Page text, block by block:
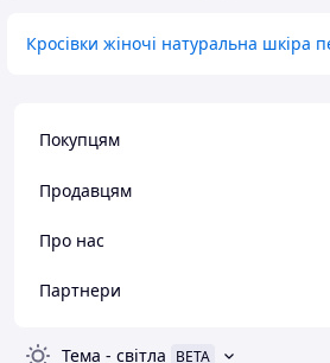
Кросівки жіночі натуральна шкіра
Покупцям
Продавцям
Про нас
Партнери
Тема - світла BETA